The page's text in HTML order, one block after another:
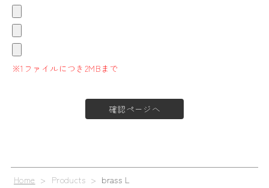
※1ファイルにつき2MBまで
Home > Products > brass L